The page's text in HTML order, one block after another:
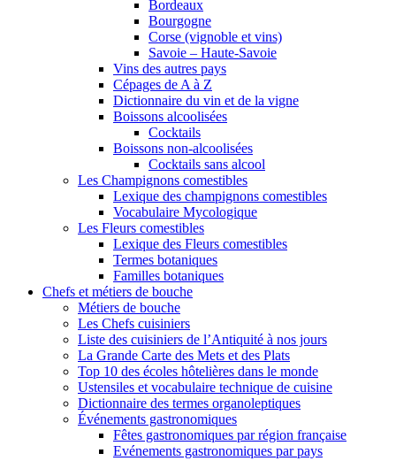
Bordeaux
Bourgogne
Corse (vignoble et vins)
Savoie – Haute-Savoie
Vins des autres pays
Cépages de A à Z
Dictionnaire du vin et de la vigne
Boissons alcoolisées
Cocktails
Boissons non-alcoolisées
Cocktails sans alcool
Les Champignons comestibles
Lexique des champignons comestibles
Vocabulaire Mycologique
Les Fleurs comestibles
Lexique des Fleurs comestibles
Termes botaniques
Familles botaniques
Chefs et métiers de bouche
Métiers de bouche
Les Chefs cuisiniers
Liste des cuisiniers de l’Antiquité à nos jours
La Grande Carte des Mets et des Plats
Top 10 des écoles hôtelières dans le monde
Ustensiles et vocabulaire technique de cuisine
Dictionnaire des termes organoleptiques
Événements gastronomiques
Fêtes gastronomiques par région française
Evénements gastronomiques par pays